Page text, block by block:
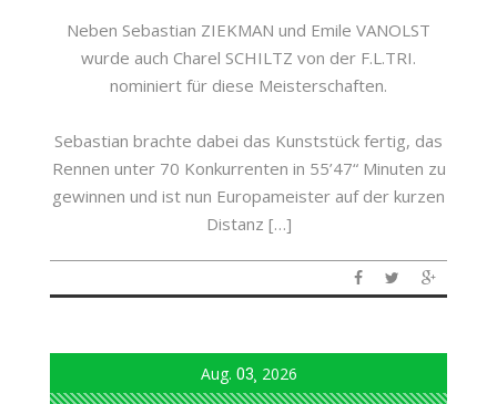
Neben Sebastian ZIEKMAN und Emile VANOLST
wurde auch Charel SCHILTZ von der F.L.TRI.
nominiert für diese Meisterschaften.
Sebastian brachte dabei das Kunststück fertig, das
Rennen unter 70 Konkurrenten in 55’47“ Minuten zu
gewinnen und ist nun Europameister auf der kurzen
Distanz […]
Aug. 03 2026